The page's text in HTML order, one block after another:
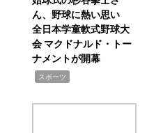
ん、野球に熱い思い
全日本学童軟式野球大
会 マクドナルド・トー
ナメントが開幕
スポーツ